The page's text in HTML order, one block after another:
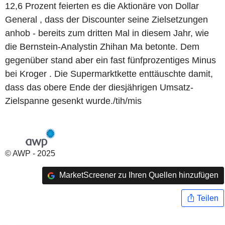
12,6 Prozent feierten es die Aktionäre von Dollar
General , dass der Discounter seine Zielsetzungen
anhob - bereits zum dritten Mal in diesem Jahr, wie
die Bernstein-Analystin Zhihan Ma betonte. Dem
gegenüber stand aber ein fast fünfprozentiges Minus
bei Kroger . Die Supermarktkette enttäuschte damit,
dass das obere Ende der diesjährigen Umsatz-
Zielspanne gesenkt wurde./tih/mis
© AWP - 2025
MarketScreener zu Ihren Quellen hinzufügen
Teilen